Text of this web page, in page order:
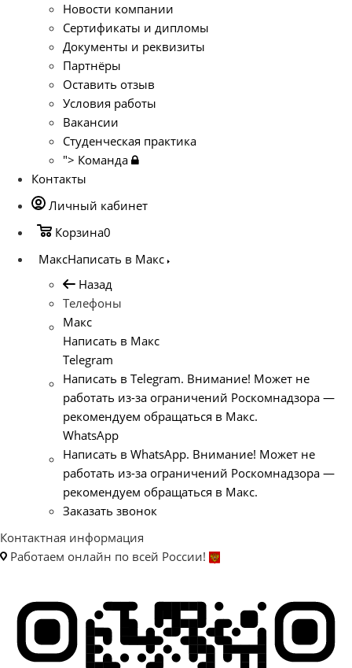
Новости компании
Сертификаты и дипломы
Документы и реквизиты
Партнёры
Оставить отзыв
Условия работы
Вакансии
Студенческая практика
"> Команда
Контакты
Личный кабинет
Корзина0
МаксНаписать в Макс
Назад
Телефоны
Макс
Написать в Макс
Telegram
Написать в Telegram. Внимание! Может не
работать из-за ограничений Роскомнадзора —
рекомендуем обращаться в Макс.
WhatsApp
Написать в WhatsApp. Внимание! Может не
работать из-за ограничений Роскомнадзора —
рекомендуем обращаться в Макс.
Заказать звонок
Контактная информация
Работаем онлайн по всей России!